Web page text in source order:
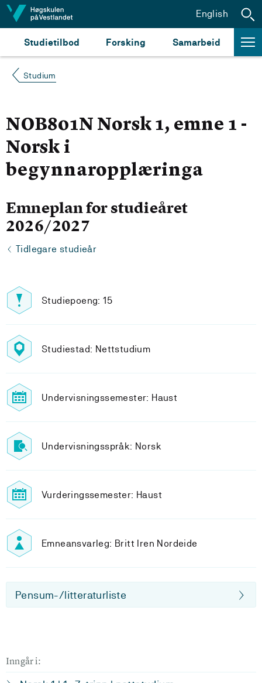
Hopp til innhald
Studietilbod Forsking Samarbeid
English
Studium
NOB801N Norsk 1, emne 1 -
Norsk i
begynnaropplæringa
Emneplan for studieåret
2026/2027
Tidlegare studieår
Studiepoeng: 15
Studiestad: Nettstudium
Undervisningssemester: Haust
Undervisningsspråk: Norsk
Vurderingssemester: Haust
Emneansvarleg: Britt Iren Nordeide
Pensum-/litteraturliste
Inngår i: